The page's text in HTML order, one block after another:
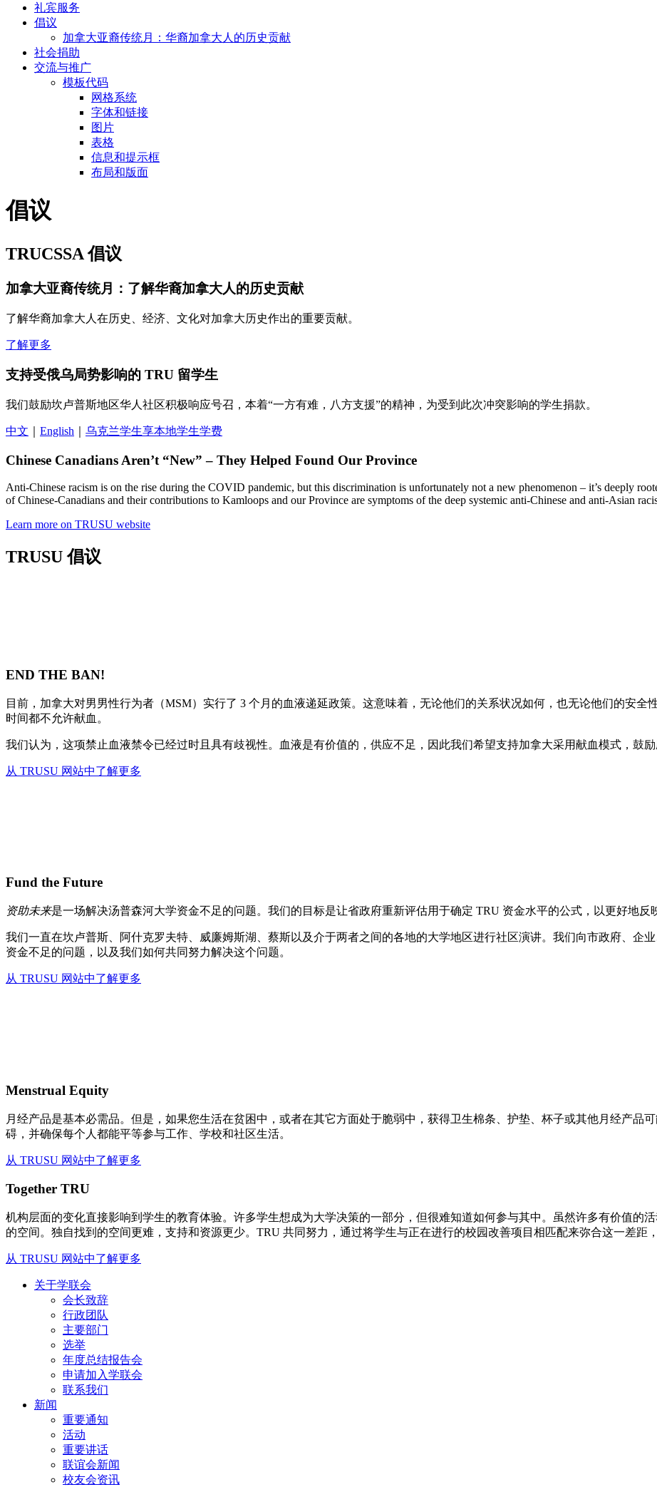
礼宾服务
倡议
加拿大亚裔传统月：华裔加拿大人的历史贡献
社会捐助
交流与推广
模板代码
网格系统
字体和链接
图片
表格
信息和提示框
布局和版面
倡议
TRUCSSA 倡议
加拿大亚裔传统月：了解华裔加拿大人的历史贡献
了解华裔加拿大人在历史、经济、文化对加拿大历史作出的重要贡献。
了解更多
支持受俄乌局势影响的 TRU 留学生
我们鼓励坎卢普斯地区华人社区积极响应号召，本着“一方有难，八方支援”的精神，为受到此次冲突影响的学生捐款。
中文 English 乌克兰学生享本地学生学费
Chinese Canadians Aren’t “New” – They Helped Found Our Province
Anti-Chinese racism is on the rise during the COVID pandemic, but this discrimination is unfortunately not a new phenomenon – it’s deeply
of Chinese-Canadians and their contributions to Kamloops and our Province are symptoms of the deep systemic anti-Chinese and anti-Asian
Learn more on TRUSU website
TRUSU 倡议
END THE BAN!
目前，加拿大对男男性行为者（MSM）实行了 3 个月的血液递延政策。这意味着，无论他们的关系状况如何，也无论他们的安
时间都不允许献血。
我们认为，这项禁止血液禁令已经过时且具有歧视性。血液是有价值的，供应不足，因此我们希望支持加拿大采用献血模式，鼓
从 TRUSU 网站中了解更多
Fund the Future
资助未来是一场解决汤普森河大学资金不足的问题。我们的目标是让省政府重新评估用于确定 TRU 资金水平的公式，以更好地反
我们一直在坎卢普斯、阿什克罗夫特、威廉姆斯湖、蔡斯以及介于两者之间的各地的大学地区进行社区演讲。我们向市政府、企
资金不足的问题，以及我们如何共同努力解决这个问题。
从 TRUSU 网站中了解更多
Menstrual Equity
月经产品是基本必需品。但是，如果您生活在贫困中，或者在其它方面处于脆弱中，获得卫生棉条、护垫、杯子或其他月经产品
碍，并确保每个人都能平等参与工作、学校和社区生活。
从 TRUSU 网站中了解更多
Together TRU
机构层面的变化直接影响到学生的教育体验。许多学生想成为大学决策的一部分，但很难知道如何参与其中。虽然许多有价值的
的空间。独自找到的空间更难，支持和资源更少。TRU 共同努力，通过将学生与正在进行的校园改善项目相匹配来弥合这一差距
从 TRUSU 网站中了解更多
关于学联会
会长致辞
行政团队
主要部门
选举
年度总结报告会
申请加入学联会
联系我们
新闻
重要通知
活动
重要讲话
联谊会新闻
校友会资讯